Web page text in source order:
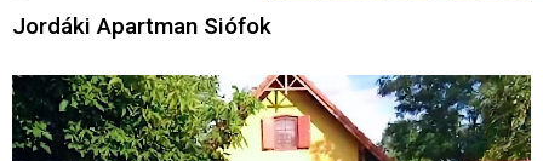
Jordáki Apartman Siófok